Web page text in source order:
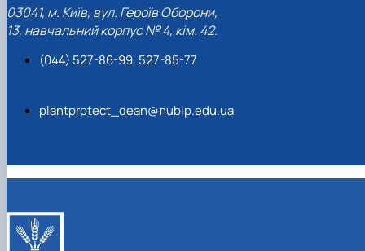
03041, м. Київ, вул. Героїв Оборони,
13, навчальний корпус № 4, кім. 42.
(044) 527-86-99, 527-85-77
plantprotect_dean@nubip.edu.ua